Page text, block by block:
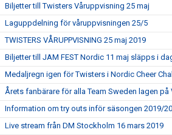
Biljetter till Twisters Våruppvisning 25 maj
Laguppdelning för våruppvisningen 25/5
TWISTERS VÅRUPPVISNING 25 maj 2019
Biljetter till JAM FEST Nordic 11 maj släpps i
Medaljregn igen för Twisters i Nordic Cheer
Årets fanbärare för alla Team Sweden lagen på
Information om try outs inför säsongen 2019/
Live stream från DM Stockholm 16 mars 2019